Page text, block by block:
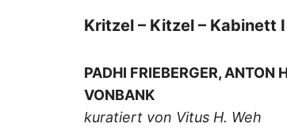
Kritzel – Kitzel – Kabinett I
PADHI FRIEBERGER, ANTON
VONBANK
kuratiert von Vitus H. Weh